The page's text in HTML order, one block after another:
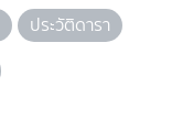
ประวัติดารา